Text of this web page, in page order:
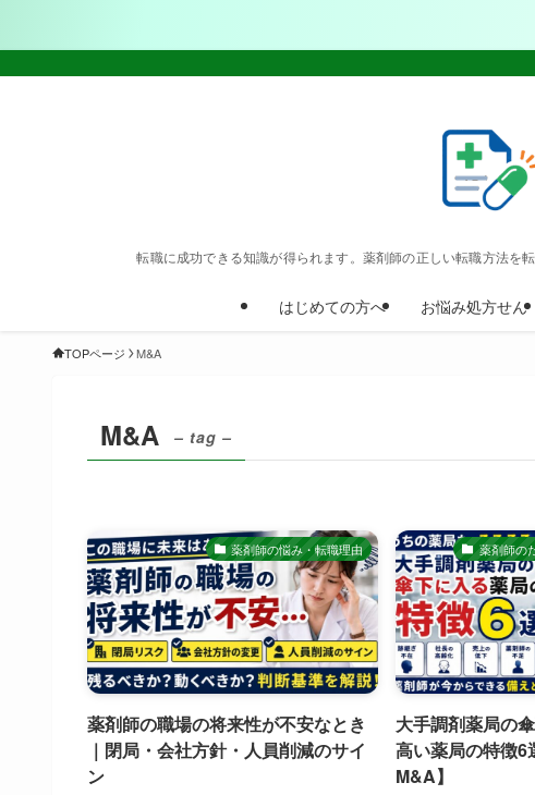
転職に成功できる知識が得られます。薬剤師の正しい転職方法を
はじめての方へ お悩み処方せん
TOPページ M&A
M&A – tag –
薬剤師の悩み・転職理由
薬剤師の職場の将来性が不安なとき
｜閉局・会社方針・人員削減のサイ
ン
薬剤師の
大手調剤薬局の
高い薬局の特徴6
M&A】